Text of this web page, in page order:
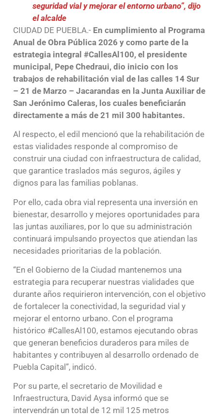
seguridad vial y mejorar el entorno urbano”, dijo
el alcalde
CIUDAD DE PUEBLA.- En cumplimiento al Programa
Anual de Obra Pública 2026 y como parte de la
estrategia integral #CallesAl100, el presidente
municipal, Pepe Chedraui, dio inicio con los
trabajos de rehabilitación vial de las calles 14 Sur
– 21 de Marzo – Jacarandas en la Junta Auxiliar de
San Jerónimo Caleras, los cuales beneficiarán
directamente a más de 21 mil 300 habitantes.
Al respecto, el edil mencionó que la rehabilitación de
estas vialidades responde al compromiso de
construir una ciudad con infraestructura de calidad,
que garantice traslados más seguros, ágiles y
dignos para las familias poblanas.
Por ello, cada obra vial representa una inversión en
bienestar, desarrollo y mejores oportunidades para
las juntas auxiliares, por lo que su administración
continuará impulsando proyectos que atiendan las
necesidades prioritarias de la población.
“En el Gobierno de la Ciudad mantenemos una
estrategia para recuperar nuestras vialidades que
durante años requirieron intervención, con el objetivo
de fortalecer la conectividad, la seguridad vial y
mejorar el entorno urbano. Con el programa
histórico #CallesAl100, estamos ejecutando obras
que generan beneficios duraderos para miles de
habitantes y contribuyen al desarrollo ordenado de
Puebla Capital”, indicó.
Por su parte, el secretario de Movilidad e
Infraestructura, David Aysa informó que se
intervendrán un total de 12 mil 125 metros